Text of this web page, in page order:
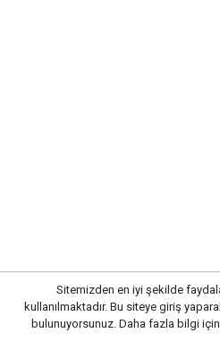
hayvan sağlığına yönelik
tedbirleri uygulamaya başladı.
Sitemizden en iyi şekilde
kullanılmaktadır. Bu siteye giriş
bulunuyorsunuz. Daha fazla bilgi için